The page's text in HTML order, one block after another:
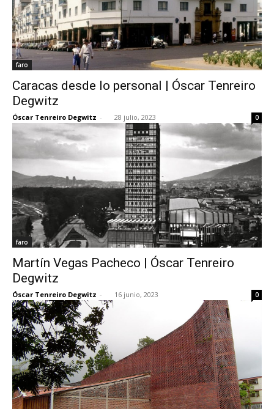
faro
Caracas desde lo personal | Óscar Tenreiro
Degwitz
Óscar Tenreiro Degwitz - 28 julio, 2023 0
faro
Martín Vegas Pacheco | Óscar Tenreiro
Degwitz
Óscar Tenreiro Degwitz - 16 junio, 2023 0